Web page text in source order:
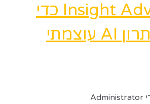
את Insight Advisor כדי
להציג פתרון AI עוצמתי